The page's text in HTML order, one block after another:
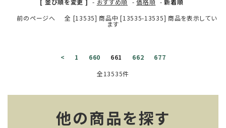
サイズで選ぶ
[ 並び順を変更 ] - おすすめ順 -価格順 -新着順
前のページへ
全 [13535] 商品中 [13535-13535] 商品を表示してい
ます
< 1 660 661 662
677
全13535件
他の商品を探す